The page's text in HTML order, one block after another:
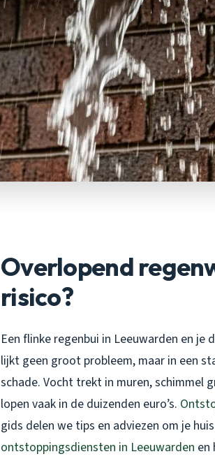
Overlopend
risico?
Een flinke regenbui in Leeuwarden en
lijkt geen groot probleem, maar in een
schade. Vocht trekt in muren, schimmel
lopen vaak in de duizenden euro’s.
gids delen we tips en adviezen om je
ontstoppingsdiensten in Leeuwarden en